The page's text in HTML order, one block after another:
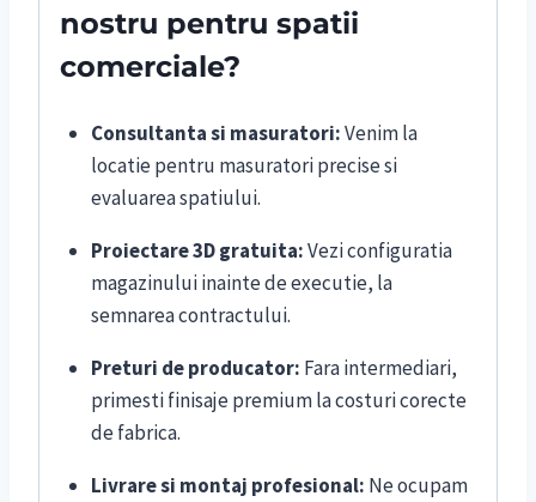
nostru pentru spatii
comerciale?
Consultanta si masuratori:Venim la
locatie pentru masuratori precise si
evaluarea spatiului.
Proiectare 3D gratuita:Vezi configuratia
magazinului inainte de executie, la
semnarea contractului.
Preturi de producator: Fara intermediari,
primesti finisaje premium la costuri corecte
de fabrica.
Livrare si montaj profesional: Ne ocupam